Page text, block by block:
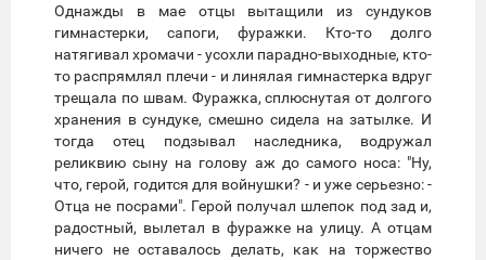
Однажды в мае отцы вытащили из сундуков
гимнастерки, сапоги, фуражки. Кто-то долго
натягивал хромачи - усохли парадно-выходные, кто-
то распрямлял плечи - и линялая гимнастерка вдруг
трещала по швам. Фуражка, сплюснутая от долгого
хранения в сундуке, смешно сидела на затылке. И
тогда отец подзывал наследника, водружал
реликвию сыну на голову аж до самого носа: "Ну,
что, герой, годится для войнушки? - и уже серьезно: -
Отца не посрами". Герой получал шлепок под зад и,
радостный, вылетал в фуражке на улицу. А отцам
ничего не оставалось делать, как на торжество